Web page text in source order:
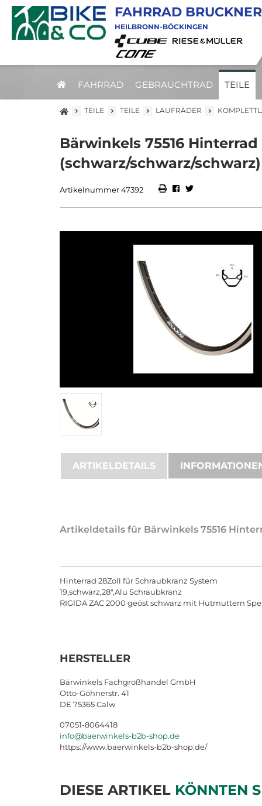
FAHRRAD GEBRAUCHTRAD TEILE
FAHRRAD BRUCKNER
HEILBRONN-BÖCKINGEN
TEILE TEILE LAUFRÄDER
Bärwinkels 75516
(schwarz/schwarz/schwarz)
Artikelnummer 47392
ARTIKELDETAILS
Artikeldetails für Bärwinkels 75516
Hinterrad 28Zoll für Schraubkranz System
19,schwarz,28",Alu Schraubkranz
RIGIDA ZAC 2000 geöst schwarz mit Hutmuttern
HERSTELLER
Bärwinkels Fachgroßhandel GmbH
Otto-Göhnerstr. 41
DE 75365 Calw
07051-8064418
info@baerwinkels-b2b-shop.de
https://www.baerwinkels-b2b-shop.de/
DIESE ARTIKEL KÖNNTEN